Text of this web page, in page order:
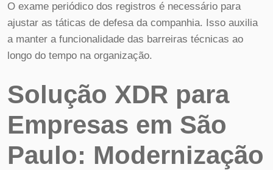
O exame periódico dos registros é necessário para
ajustar as táticas de defesa da companhia. Isso auxilia
a manter a funcionalidade das barreiras técnicas ao
longo do tempo na organização.
Solução XDR para
Empresas em São
Paulo: Modernização